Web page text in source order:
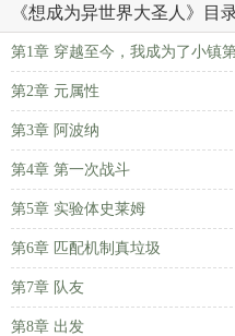
《想成为异世界大圣人》目
第1章 穿越至今，我成为了小镇
第2章 元属性
第3章 阿波纳
第4章 第一次战斗
第5章 实验体史莱姆
第6章 匹配机制真垃圾
第7章 队友
第8章 出发